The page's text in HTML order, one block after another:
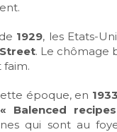
1929, les Etats-
. Le chômage
faim.
époque, en 1933
« Balenced
qui sont au